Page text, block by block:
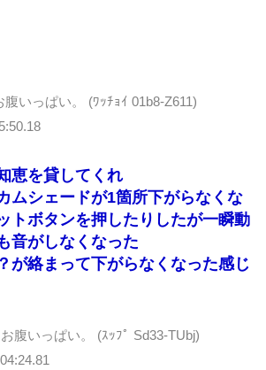
いっぱい。 (ﾜｯﾁｮｲ 01b8-Z611)
恵を貸してくれ
ムシェードが1箇所下がらなくな
トボタンを押したりしたが一瞬動
音がしなくなった
が絡まって下がらなくなった感じ
腹いっぱい。 (ｽｯﾌﾟ Sd33-TUbj)